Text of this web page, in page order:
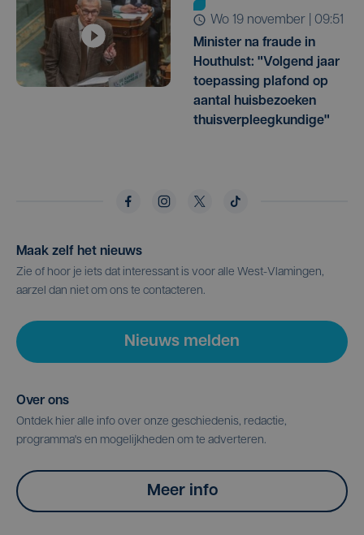
wo 19 november | 09:51
Minister na fraude in
Houthulst: "Volgend jaar
toepassing plafond op
aantal huisbezoeken
thuisverpleegkundige"
Maak zelf het nieuws
Zie of hoor je iets dat interessant is voor alle West-Vlamingen,
aarzel dan niet om ons te contacteren.
Nieuws melden
Over ons
Ontdek hier alle info over onze geschiedenis, redactie,
programma's en mogelijkheden om te adverteren.
Meer info